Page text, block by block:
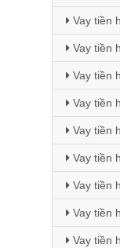
Vay tiền
Vay tiền
Vay tiền
Vay tiền
Vay tiền
Vay tiền
Vay tiền
Vay tiền
Vay tiền